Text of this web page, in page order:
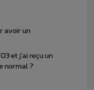
avoir un
et j'ai reçu un
normal ?